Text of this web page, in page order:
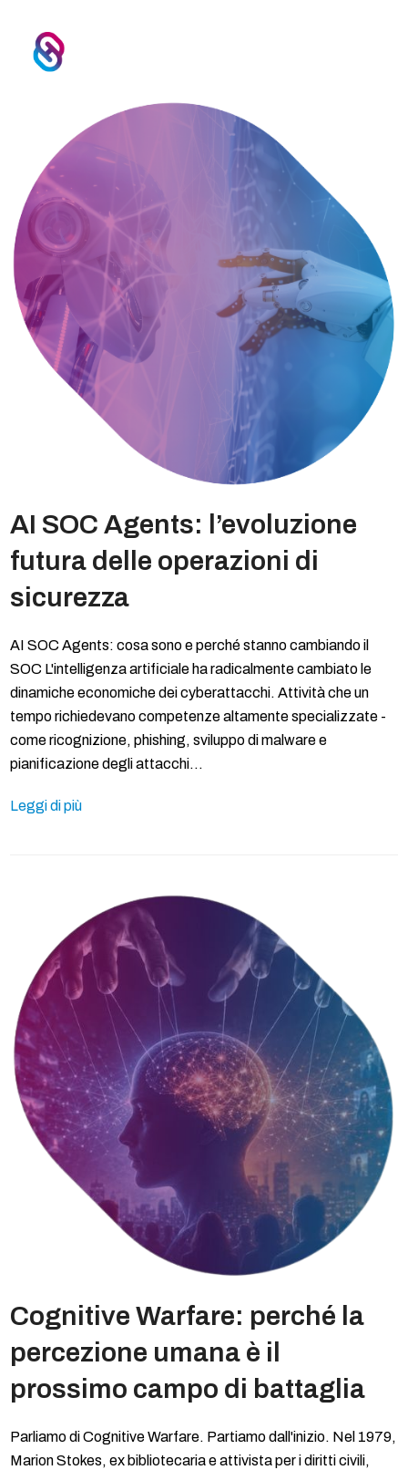
AI SOC Agents: l’evoluzione
futura delle operazioni di
sicurezza
AI SOC Agents: cosa sono e perché stanno cambiando il
SOC L'intelligenza artificiale ha radicalmente cambiato le
dinamiche economiche dei cyberattacchi. Attività che un
tempo richiedevano competenze altamente specializzate -
come ricognizione, phishing, sviluppo di malware e
pianificazione degli attacchi…
Leggi di più
Cognitive Warfare: perché la
percezione umana è il
prossimo campo di battaglia
Parliamo di Cognitive Warfare. Partiamo dall'inizio. Nel 1979,
Marion Stokes, ex bibliotecaria e attivista per i diritti civili,